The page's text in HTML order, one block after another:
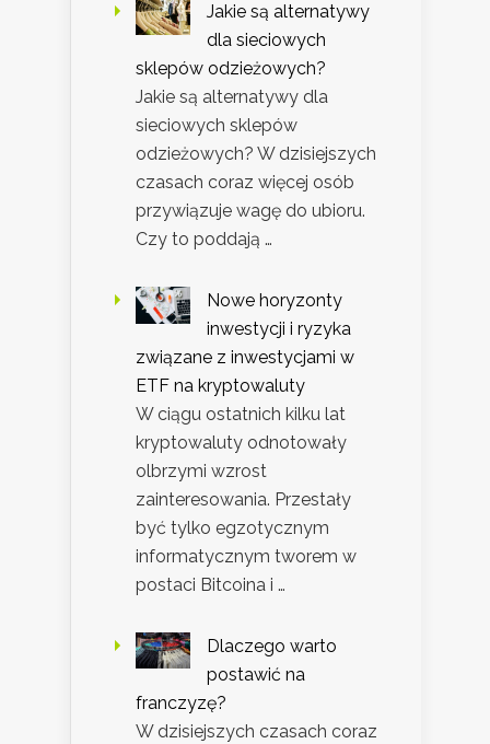
Jakie są alternatywy
dla sieciowych
sklepów odzieżowych?
Jakie są alternatywy dla
sieciowych sklepów
odzieżowych? W dzisiejszych
czasach coraz więcej osób
przywiązuje wagę do ubioru.
Czy to poddają …
Nowe horyzonty
inwestycji i ryzyka
związane z inwestycjami w
ETF na kryptowaluty
W ciągu ostatnich kilku lat
kryptowaluty odnotowały
olbrzymi wzrost
zainteresowania. Przestały
być tylko egzotycznym
informatycznym tworem w
postaci Bitcoina i …
Dlaczego warto
postawić na
franczyzę?
W dzisiejszych czasach coraz